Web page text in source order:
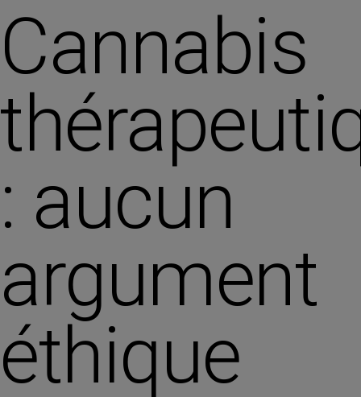
Cannabis
: aucun
argument
éthique